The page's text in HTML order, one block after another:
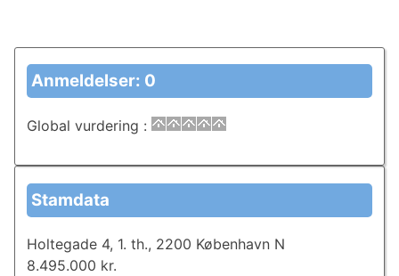
Anmeldelser: 0
Global vurdering :
Stamdata
Holtegade 4, 1. th., 2200 København N
8.495.000 kr.